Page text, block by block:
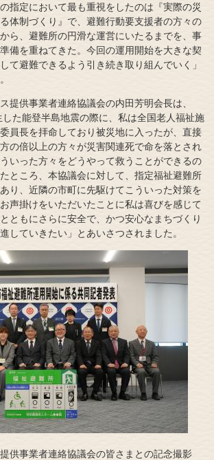
指定において最も重視をしたのは『実際の災
体制づくり』で、避難行動要支援者の方々の
ら、避難所の円滑な運営にいたるまでを、事
備を重ねてきた。今回の運用開始を大きな契
て避難できるよう引き続き取り組んでいく」
提供事業者連絡協議会の内田芳明会長は、
した能登半島地震の際に、私は全国老人福祉施
員長を拝命しており被災地に入ったが、直接
の倍以上の方々が災害関連死で命を落とされ
いった方々をどうやって救うことができるの
ところ、本協議会に対して、指定福祉避難所
り、近隣の市町に先駆けてこういった対策を
声掛けをいただいたことに私は喜びを感じて
ともにさらに安全で、かつ安心なまちづくり
していきたい」とあいさつされました。
供事業者連絡協議会の皆さまとの記念撮影